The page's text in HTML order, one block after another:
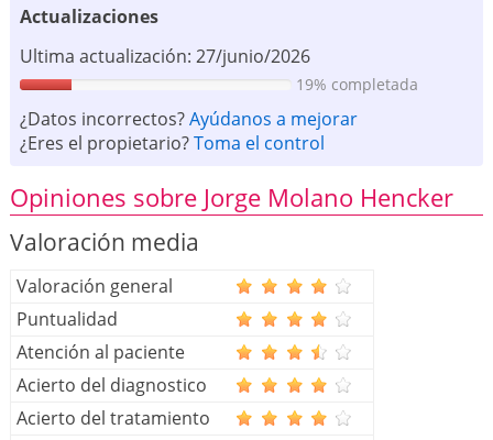
Actualizaciones
Ultima actualización: 27/junio/2026
19% completada
¿Datos incorrectos?Ayúdanos a mejorar
¿Eres el propietario?Toma el control
Opiniones sobre Jorge Molano Hencker
Valoración media
Valoración general
Puntualidad
Atención al paciente
Acierto del diagnostico
Acierto del tratamiento